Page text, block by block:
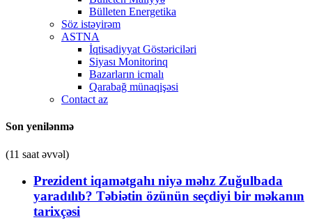
Bülleten Energetika
Söz istəyirəm
ASTNA
İqtisadiyyat Göstəriciləri
Siyası Monitorinq
Bazarların icmalı
Qarabağ münaqişəsi
Contact az
Son yenilənmə
(11 saat əvvəl)
Prezident iqamətgahı niyə məhz Zuğulbada
yaradılıb? Təbiətin özünün seçdiyi bir məkanın
tarixçəsi